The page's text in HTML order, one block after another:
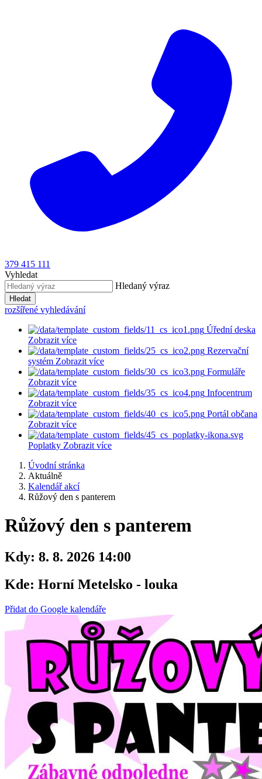
379 415 111
Vyhledat
Hledaný výraz
Hledat
rozšířené vyhledávání
Úřední deska
Zobrazit více
Rezervační
systém Zobrazit více
Formuláře
Zobrazit více
Infocentrum
Zobrazit více
Portál občana
Zobrazit více
Poplatky Zobrazit více
Úvodní stránka
Aktuálně
Kalendář akcí
Růžový den s panterem
Růžový den s panterem
Kdy: 8. 8. 2026 14:00
Kde: Horní Metelsko - louka
Přidat do Google kalendáře